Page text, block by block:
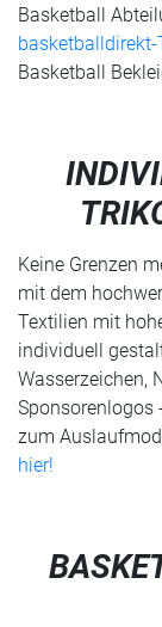
Basketball
Basketball
Keine Grenzen
mit dem
Textilien mit
individuell
Wasserzeichen,
Sponsorenlogos
zum
hier!